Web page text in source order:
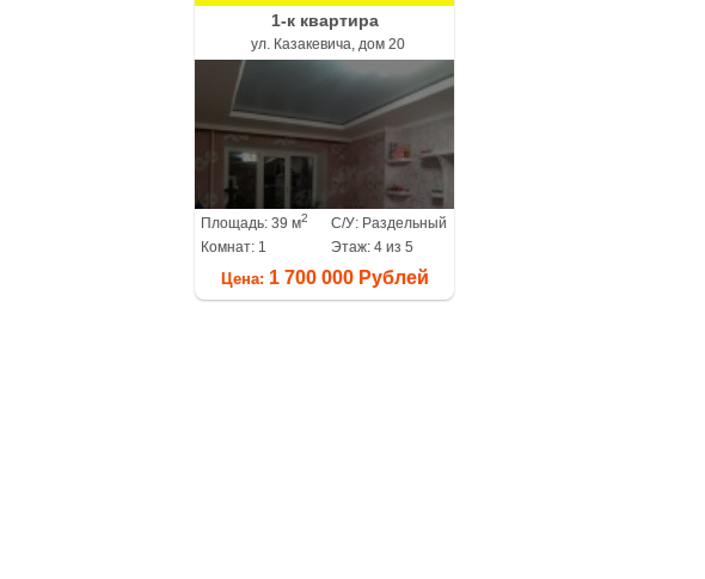
1-к квартира
ул. Казакевича, дом 20
Площадь: 39 м2
С/У: Раздельный
Комнат: 1
Этаж: 4 из 5
Цена:1 700 000 Рублей